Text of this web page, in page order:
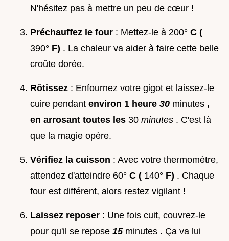
N'hésitez pas à mettre un peu de cœur !
Préchauffez le four : Mettez-le à 200° C (
390° F) . La chaleur va aider à faire cette belle
croûte dorée.
Rôtissez : Enfournez votre gigot et laissez-le
cuire pendant environ 1 heure 30 minutes ,
en arrosant toutes les 30 minutes . C'est là
que la magie opère.
Vérifiez la cuisson : Avec votre thermomètre,
attendez d'atteindre 60° C ( 140° F) . Chaque
four est différent, alors restez vigilant !
Laissez reposer : Une fois cuit, couvrez-le
pour qu'il se repose 15 minutes . Ça va lui